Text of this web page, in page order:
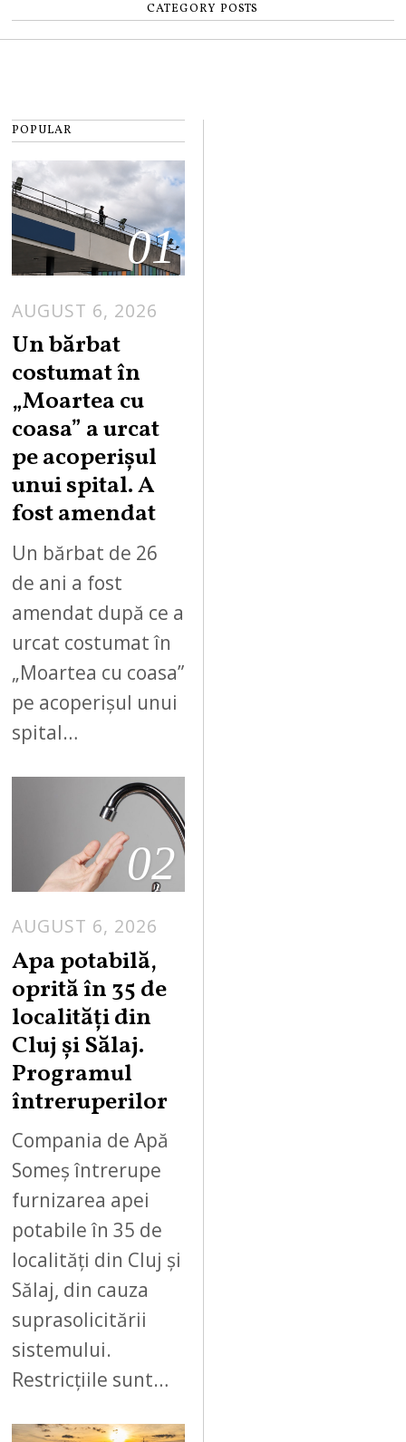
CATEGORY POSTS
POPULAR
01
AUGUST 6, 2026
Un bărbat
costumat în
„Moartea cu
coasa” a urcat
pe acoperișul
unui spital. A
fost amendat
Un bărbat de 26
de ani a fost
amendat după ce a
urcat costumat în
„Moartea cu coasa”
pe acoperișul unui
spital…
02
AUGUST 6, 2026
Apa potabilă,
oprită în 35 de
localități din
Cluj și Sălaj.
Programul
întreruperilor
Compania de Apă
Someș întrerupe
furnizarea apei
potabile în 35 de
localități din Cluj și
Sălaj, din cauza
suprasolicitării
sistemului.
Restricțiile sunt…